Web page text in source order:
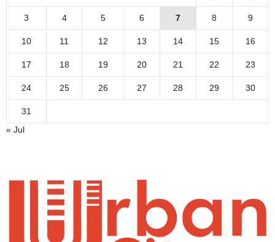
3 4 5 6 7 8 9
10 11 12 13 14 15 16
17 18 19 20 21 22 23
24 25 26 27 28 29 30
31
« Jul